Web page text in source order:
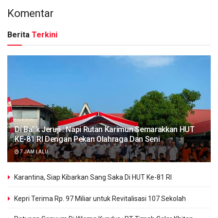
Komentar
Berita Terkini
Di Balik Jeruji : Napi Rutan Karimun Semarakkan HUT
KE-81 RI Dengan Pekan Olahraga Dan Seni
7 JAM LALU
Karantina, Siap Kibarkan Sang Saka Di HUT Ke-81 RI
Kepri Terima Rp. 97 Miliar untuk Revitalisasi 107 Sekolah